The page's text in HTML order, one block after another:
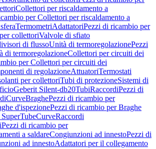
Collettori per riscaldamento a
per Collettori per riscaldamento a
TermometriAdattatoriPezzi di ricambio per
collettoriValvole di sfiato
di flussoUnità di termoregolazionePezzi
di termoregolazioneCollettori per circuiti dei
per Collettori per circuiti dei
di regolazioneAttuatoriTermostati
per collettoriTubi di protezioneSistemi di
Geberit Silent-db20TubiRaccordiPezzi di
CurveBraghePezzi di ricambio per
d'ispezionePezzi di ricambio per Braghe
CurveRaccordi
Pezzi di ricambio per
a saldareCongiunzioni ad innestoPezzi di
ad innestoAdattatori per il collegamento